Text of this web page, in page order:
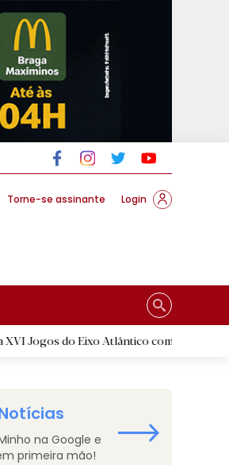
Torne-se assinante Login
Atlântico com mais de dois mil atletas
na Google e
primeira mão!